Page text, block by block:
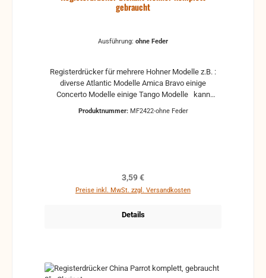
gebraucht
Ausführung: ohne Feder
Registerdrücker für mehrere Hohner Modelle z.B. :
diverse Atlantic Modelle Amica Bravo einige
Concerto Modelle einige Tango Modelle kann
Produktnummer: MF2422-ohne Feder
Regulärer Preis:
3,59 €
Preise inkl. MwSt. zzgl. Versandkosten
Details